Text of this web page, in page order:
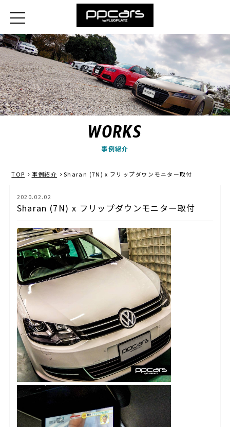
WORKS
事例紹介
TOP 事例紹介 Sharan (7N) x フリップダウンモニター取付
2020.02.02
Sharan (7N) x フリップダウンモニター取付